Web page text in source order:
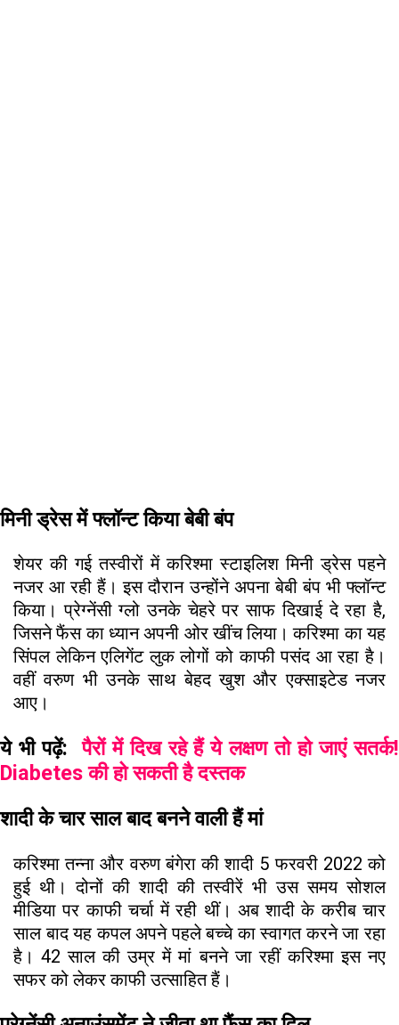
मिनी ड्रेस में फ्लॉन्ट किया बेबी बंप
शेयर की गई तस्वीरों में करिश्मा स्टाइलिश मिनी ड्रेस पहने
नजर आ रही हैं। इस दौरान उन्होंने अपना बेबी बंप भी फ्लॉन्ट
किया। प्रेग्नेंसी ग्लो उनके चेहरे पर साफ दिखाई दे रहा है,
जिसने फैंस का ध्यान अपनी ओर खींच लिया। करिश्मा का यह
सिंपल लेकिन एलिगेंट लुक लोगों को काफी पसंद आ रहा है।
वहीं वरुण भी उनके साथ बेहद खुश और एक्साइटेड नजर
आए।
ये भी पढ़ें:पैरों में दिख रहे हैं ये लक्षण तो हो जाएं सतर्क!
Diabetes की हो सकती है दस्तक
शादी के चार साल बाद बनने वाली हैं मां
करिश्मा तन्ना और वरुण बंगेरा की शादी 5 फरवरी 2022 को
हुई थी। दोनों की शादी की तस्वीरें भी उस समय सोशल
मीडिया पर काफी चर्चा में रही थीं। अब शादी के करीब चार
साल बाद यह कपल अपने पहले बच्चे का स्वागत करने जा रहा
है। 42 साल की उम्र में मां बनने जा रहीं करिश्मा इस नए
सफर को लेकर काफी उत्साहित हैं।